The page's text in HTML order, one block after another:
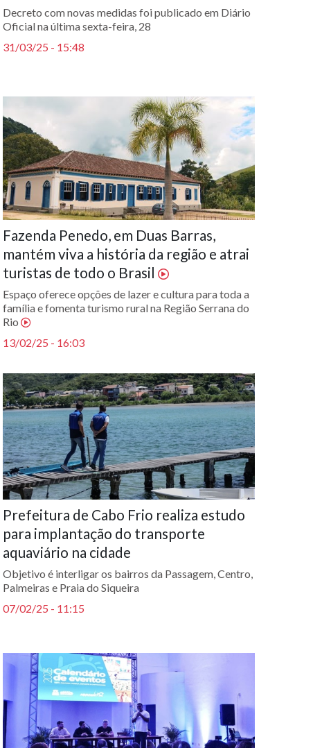
Decreto com novas medidas foi publicado em Diário
Oficial na última sexta-feira, 28
31/03/25 - 15:48
Fazenda Penedo, em Duas Barras,
mantém viva a história da região e atrai
turistas de todo o Brasil
Espaço oferece opções de lazer e cultura para toda a
família e fomenta turismo rural na Região Serrana do
Rio
13/02/25 - 16:03
Prefeitura de Cabo Frio realiza estudo
para implantação do transporte
aquaviário na cidade
Objetivo é interligar os bairros da Passagem, Centro,
Palmeiras e Praia do Siqueira
07/02/25 - 11:15